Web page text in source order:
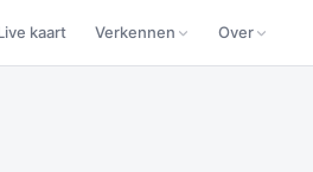
kaart Verkennen Over